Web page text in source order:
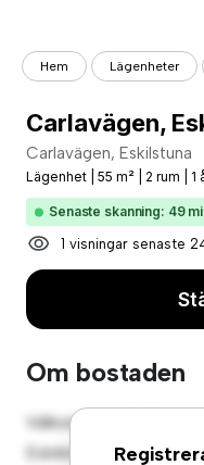
Hem Lägenheter
Carlavägen,
Carlavägen, Eskilstuna
Lägenhet 55 m² 2 rum 1
Senaste skanning: 49
1 visningar senaste
Om bostaden
Välkommen till ditt
Eskilstuna! Denna